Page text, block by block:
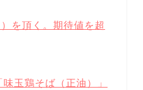
を頂く。期待値を超
玉鶏そば（正油）」